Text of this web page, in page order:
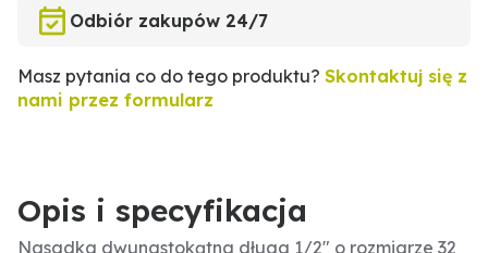
Odbiór zakupów 24/7
Masz pytania co do tego produktu? Skontaktuj się z
nami przez formularz
Opis i specyfikacja
Nasadka dwunastokątna długa 1/2" o rozmiarze 32